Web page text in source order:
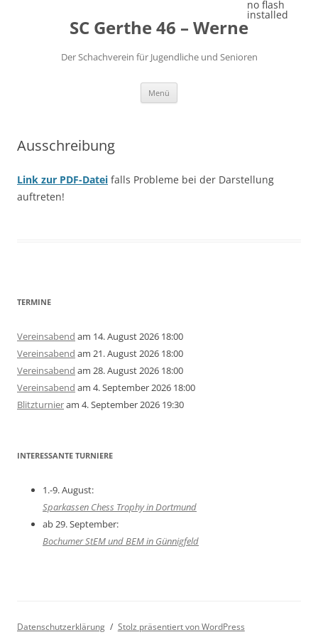
SC Gerthe 46 – Werne
Der Schachverein für Jugendliche und Senioren
Menü
Ausschreibung
Link zur PDF-Datei falls Probleme bei der Darstellung
auftreten!
TERMINE
Vereinsabend am 14. August 2026 18:00
Vereinsabend am 21. August 2026 18:00
Vereinsabend am 28. August 2026 18:00
Vereinsabend am 4. September 2026 18:00
Blitzturnieram 4. September 2026 19:30
INTERESSANTE TURNIERE
1.-9. August:
Sparkassen Chess Trophy in Dortmund
ab 29. September:
Bochumer StEM und BEM in Günnigfeld
Datenschutzerklärung Stolz präsentiert von WordPress
no flash
installed